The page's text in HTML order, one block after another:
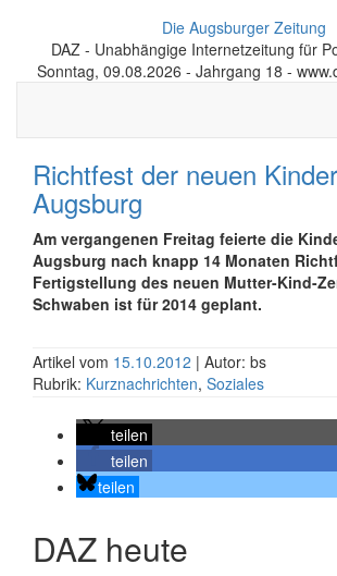
Die Augsburger Zeitung
DAZ - Unabhängige Internetzeitung für
Sonntag, 09.08.2026 - Jahrgang 18 -
Richtfest der neuen
Augsburg
Am vergangenen Freitag feierte die
Augsburg nach knapp 14 Monaten
Fertigstellung des neuen Mutter-Kind-
Schwaben ist für 2014 geplant.
Artikel vom 15.10.2012 | Autor: bs
Rubrik: Kurznachrichten, Soziales
teilen
teilen
teilen
DAZ heute